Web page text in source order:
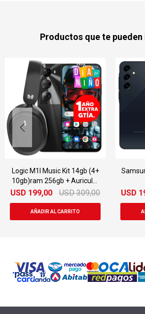
Productos que te
Logic M1l Music Kit 14gb (4+
10gb)ram 256gb + Auricular
Monster
USD 199,00 USD 309,00 USD